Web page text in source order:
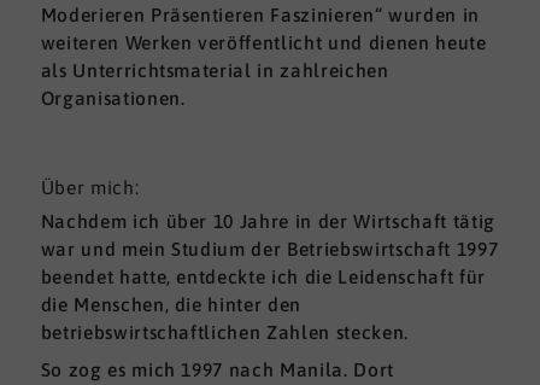
Moderieren Präsentieren Faszinieren“ wurden in
weiteren Werken veröffentlicht und dienen heute
als Unterrichtsmaterial in zahlreichen
Organisationen.
Über mich:
Nachdem ich über 10 Jahre in der Wirtschaft tätig
war und mein Studium der Betriebswirtschaft 1997
beendet hatte, entdeckte ich die Leidenschaft für
die Menschen, die hinter den
betriebswirtschaftlichen Zahlen stecken.
So zog es mich 1997 nach Manila. Dort